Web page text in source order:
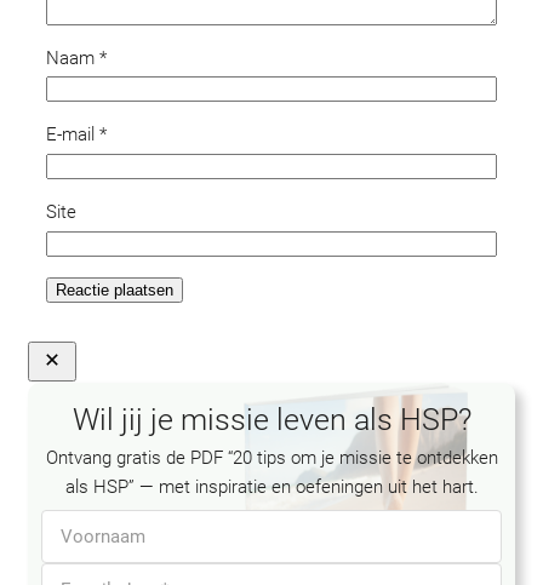
Naam *
E-mail *
Site
Wil jij je missie leven als HSP?
Ontvang gratis de PDF “20 tips om je missie te ontdekken
als HSP” — met inspiratie en oefeningen uit het hart.